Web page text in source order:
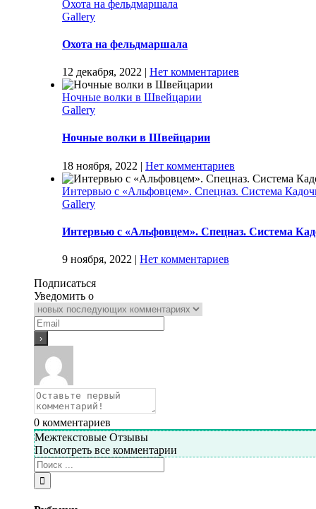
Охота на фельдмаршала
Gallery
Охота на фельдмаршала
12 декабря, 2022 | Нет комментариев
Ночные волки в Швейцарии
Gallery
Ночные волки в Швейцарии
18 ноября, 2022 | Нет комментариев
Интервью с «Альфовцем». Спецназ. Система
Gallery
Интервью с «Альфовцем». Спецназ. Система
9 ноября, 2022 | Нет комментариев
Подписаться
Уведомить о
0 комментариев
Межтекстовые Отзывы
Посмотреть все комментарии